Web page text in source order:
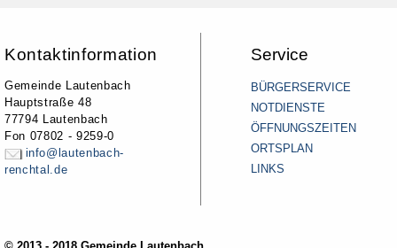
Kontaktinformation
Gemeinde Lautenbach
Hauptstraße 48
77794 Lautenbach
Fon 07802 - 9259-0
info@lautenbach-
renchtal.de
Service
BÜRGERSERVICE
NOTDIENSTE
ÖFFNUNGSZEITEN
ORTSPLAN
LINKS